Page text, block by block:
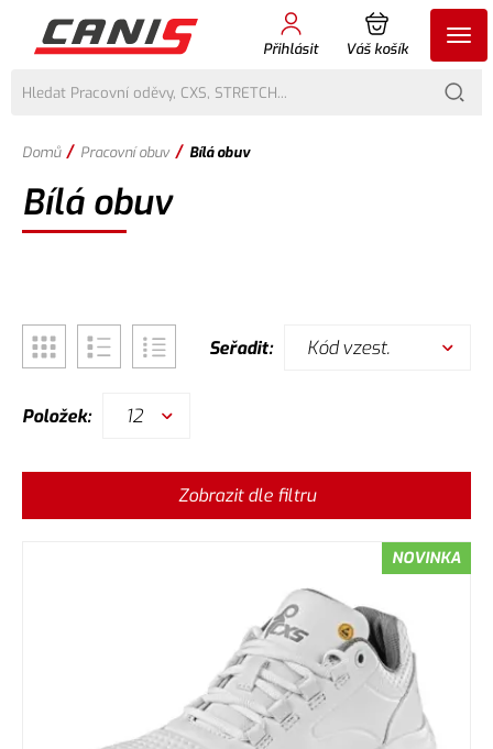
Přihlásit Váš košík
Domů / Pracovní obuv / Bílá obuv
Bílá obuv
Seřadit: Kód vzest.
Položek: 12
Zobrazit dle filtru
NOVINKA